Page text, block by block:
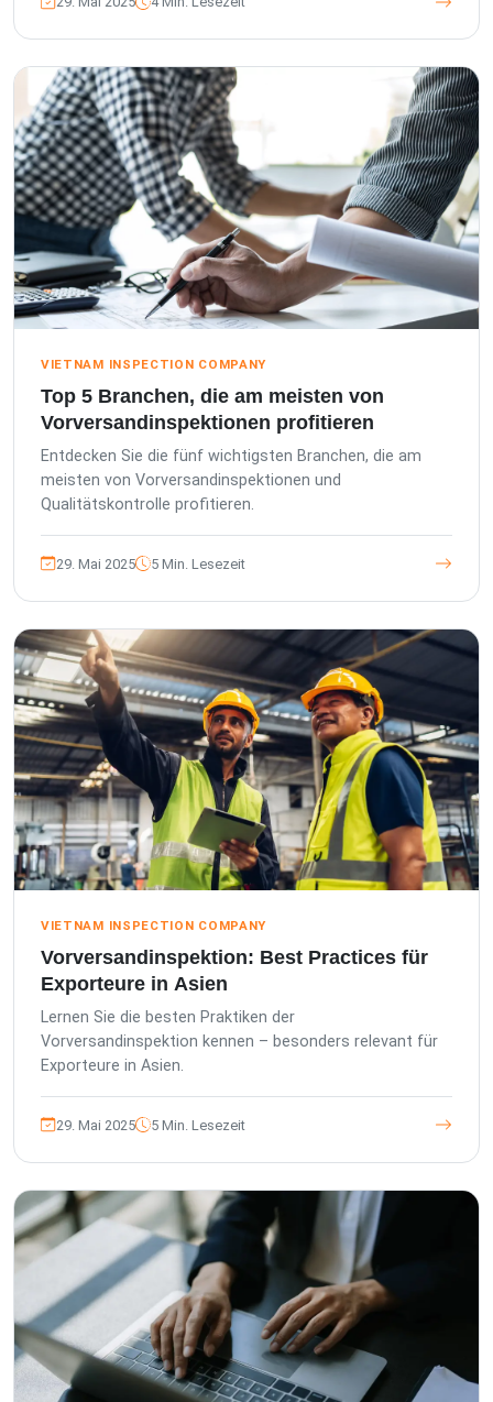
VIETNAM INSPECTION COMPANY
Top 5 Branchen, die am meisten von
Vorversandinspektionen profitieren
Entdecken Sie die fünf wichtigsten Branchen, die am
meisten von Vorversandinspektionen und
Qualitätskontrolle profitieren.
29. Mai 2025 5 Min. Lesezeit
VIETNAM INSPECTION COMPANY
Vorversandinspektion: Best Practices für
Exporteure in Asien
Lernen Sie die besten Praktiken der
Vorversandinspektion kennen – besonders relevant für
Exporteure in Asien.
29. Mai 2025 5 Min. Lesezeit